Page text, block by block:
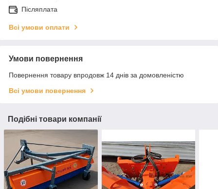
Післяплата
Всі умови оплати
Умови повернення
Повернення товару впродовж 14 днів за домовленістю
Всі умови повернення
Подібні товари компанії